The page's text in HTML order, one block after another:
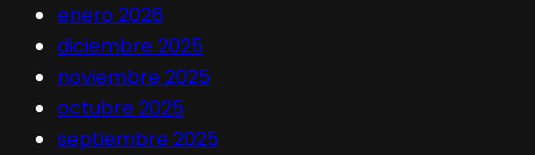
enero 2026
diciembre 2025
noviembre 2025
octubre 2025
septiembre 2025